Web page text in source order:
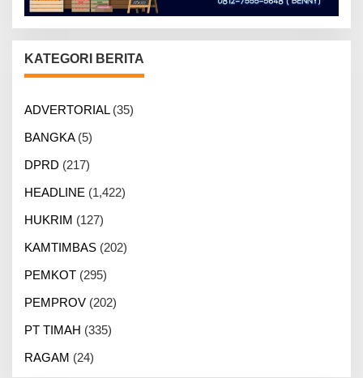
KATEGORI BERITA
ADVERTORIAL(35)
BANGKA(5)
DPRD (217)
HEADLINE (1,422)
HUKRIM (127)
KAMTIMBAS (202)
PEMKOT (295)
PEMPROV (202)
PT TIMAH (335)
RAGAM (24)